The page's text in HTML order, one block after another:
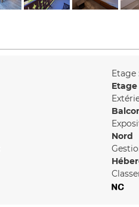
Etage :
Etage
Nord